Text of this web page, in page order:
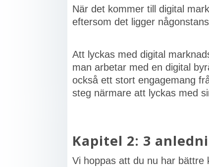
När det kommer till digital
eftersom det ligger
Att lyckas med digital
man arbetar med en digital
också ett stort engagemang
steg närmare att lyckas med
Kapitel 2: 3
Vi hoppas att du nu har bättre